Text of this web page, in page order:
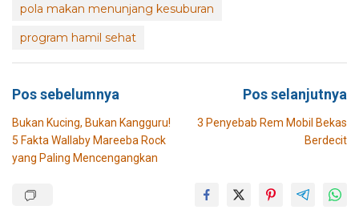
pola makan menunjang kesuburan
program hamil sehat
pos
Pos sebelumnya
Bukan Kucing, Bukan Kangguru!
5 Fakta Wallaby Mareeba Rock
yang Paling Mencengangkan
Pos selanjutnya
3 Penyebab Rem Mobil Bekas
Berdecit